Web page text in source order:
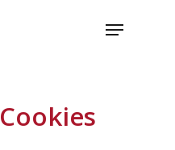
Menu
Cookies